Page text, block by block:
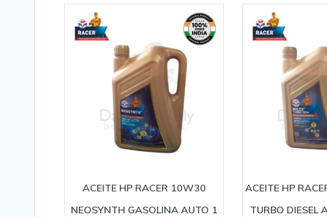
ACEITE HP RACER 10W30
NEOSYNTH GASOLINA AUTO 1
ACEITE HP
TURBO DIESEL